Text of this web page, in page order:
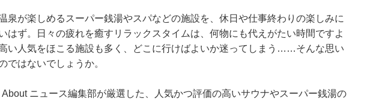
泉が楽しめるスーパー銭湯やスパなどの施設を、休日や仕事終わりの楽しみに
はず。日々の疲れを癒すリラックスタイムは、何物にも代えがたい時間ですよ
い人気をほこる施設も多く、どこに行けばよいか迷ってしまう……そんな思い
ではないでしょうか。
ニュース編集部が厳選した、人気かつ評価の高いサウナやスーパー銭湯の